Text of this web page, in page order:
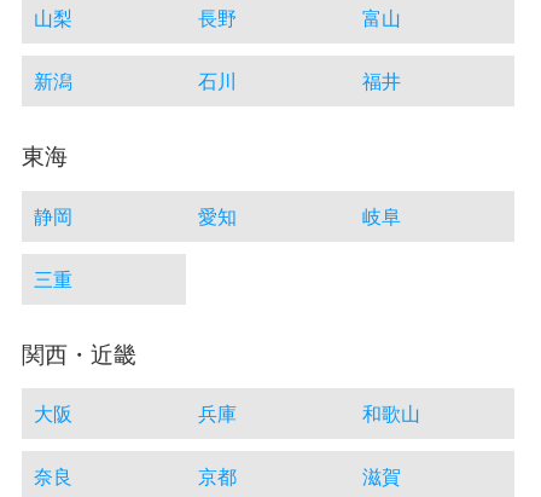
山梨 長野 富山
新潟 石川 福井
東海
静岡 愛知 岐阜
三重
関西・近畿
大阪 兵庫 和歌山
奈良 京都 滋賀